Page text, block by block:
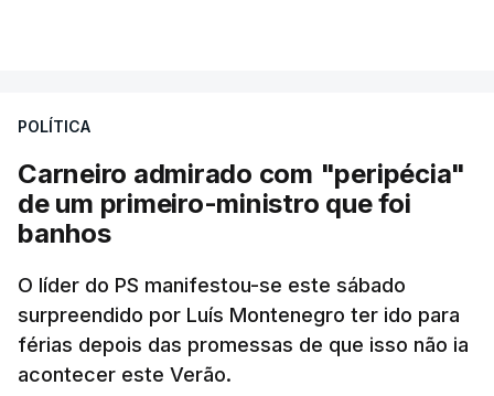
POLÍTICA
Carneiro admirado com "peripécia"
de um primeiro-ministro que foi
banhos
O líder do PS manifestou-se este sábado
surpreendido por Luís Montenegro ter ido para
férias depois das promessas de que isso não ia
acontecer este Verão.